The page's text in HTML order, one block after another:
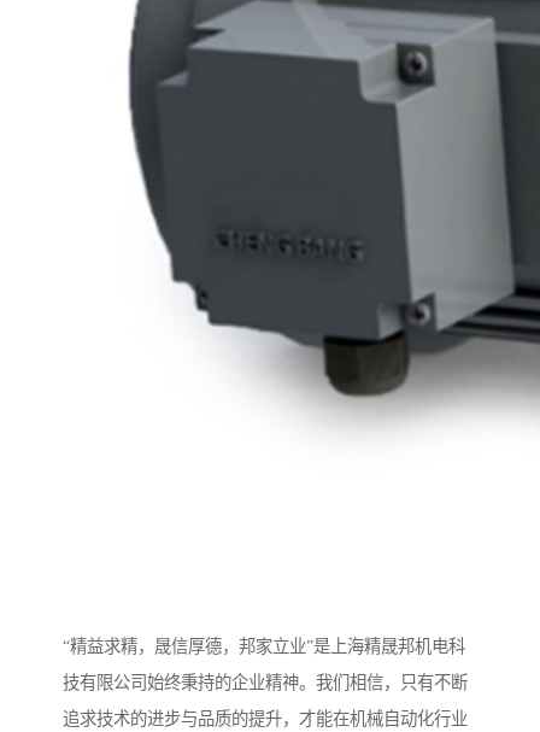
“精益求精，晟信厚德，邦家立业”是上海精晟邦机电科
技有限公司始终秉持的企业精神。我们相信，只有不断
追求技术的进步与品质的提升，才能在机械自动化行业